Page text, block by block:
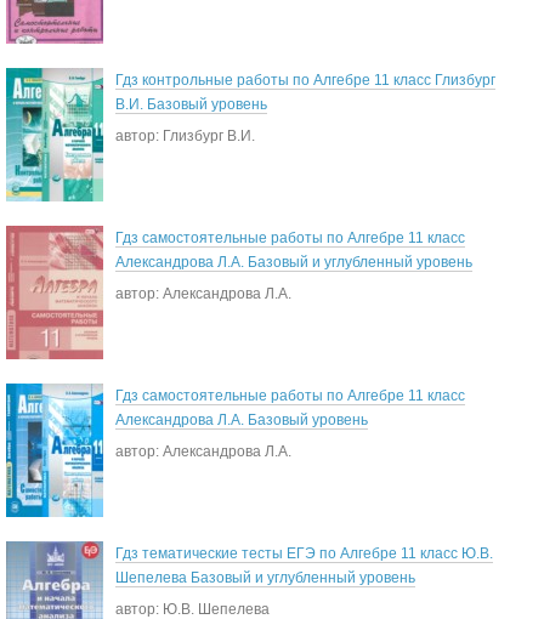
Гдз контрольные работы по Алгебре 11 класс Глизбург
В.И. Базовый уровень
автор: Глизбург В.И.
Гдз самостоятельные работы по Алгебре 11 класс
Александрова Л.А. Базовый и углубленный уровень
автор: Александрова Л.А.
Гдз самостоятельные работы по Алгебре 11 класс
Александрова Л.А. Базовый уровень
автор: Александрова Л.А.
Гдз тематические тесты ЕГЭ по Алгебре 11 класс Ю.В.
Шепелева Базовый и углубленный уровень
автор: Ю.В. Шепелева